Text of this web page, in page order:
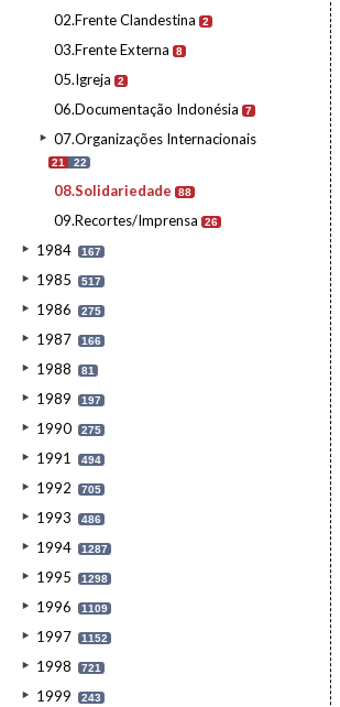
02.Frente Clandestina 2
03.Frente Externa 8
05.Igreja 2
06.Documentação Indonésia 7
07.Organizações Internacionais
21 22
08.Solidariedade 88
09.Recortes/Imprensa 26
1984 167
1985 517
1986 275
1987 166
1988 81
1989 197
1990 275
1991 494
1992 705
1993 486
1994 1287
1995 1298
1996 1109
1997 1152
1998 721
1999 243